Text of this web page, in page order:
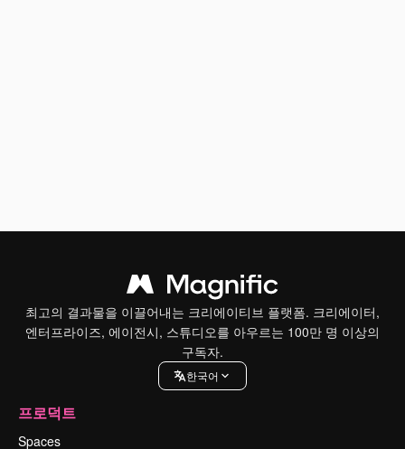
최고의 결과물을 이끌어내는 크리에이티브 플랫폼. 크리에이터,
엔터프라이즈, 에이전시, 스튜디오를 아우르는 100만 명 이상의
구독자.
한국어
프로덕트
Spaces